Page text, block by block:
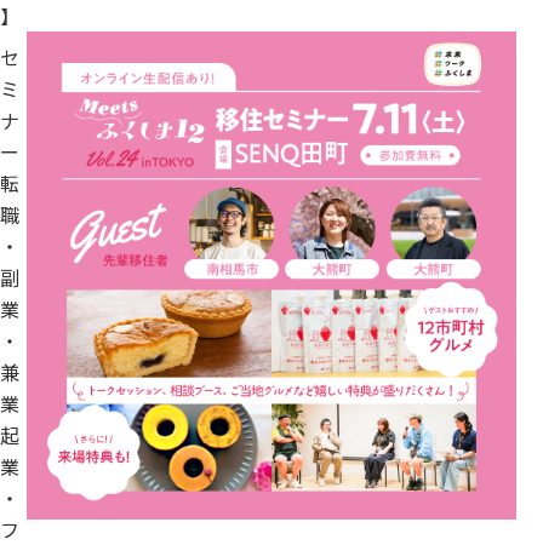
】
セ
ミ
ナ
ー
転
職
・
副
業
・
兼
業
起
業
・
フ